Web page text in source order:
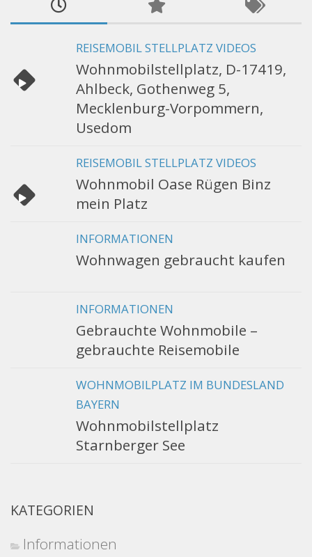
REISEMOBIL STELLPLATZ VIDEOS
Wohnmobilstellplatz, D-17419,
Ahlbeck, Gothenweg 5,
Mecklenburg-Vorpommern,
Usedom
REISEMOBIL STELLPLATZ VIDEOS
Wohnmobil Oase Rügen Binz
mein Platz
INFORMATIONEN
Wohnwagen gebraucht kaufen
INFORMATIONEN
Gebrauchte Wohnmobile –
gebrauchte Reisemobile
WOHNMOBILPLATZ IM BUNDESLAND
BAYERN
Wohnmobilstellplatz
Starnberger See
KATEGORIEN
Informationen